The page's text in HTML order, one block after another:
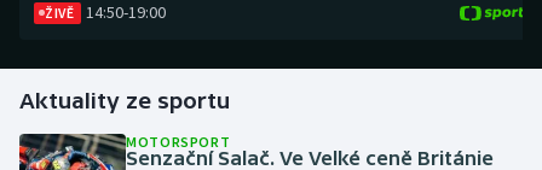
Futsal
Golf
Gymnastika
ŽIVĚ 14:50-19:00
Aktuality ze sportu
MOTORSPORT
Senzační Salač. Ve Velké ceně Británie